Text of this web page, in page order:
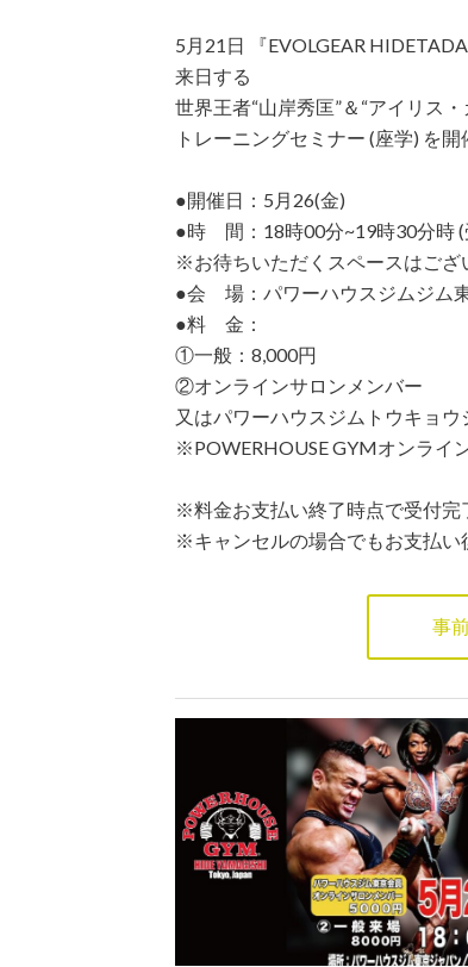
5月21日 『EVOLGEAR
来日する
世界王者“山岸秀匡”＆“アイリス
トレーニングセミナー (座学) を開
●開催日：5月26(金)
●時 間：18時00分~19時30分時 (
※お待ちいただくスペースはござ
●会 場：パワーハウスジムジム
●料 金：
①一般：8,000円
②オンラインサロンメンバー
又はパワーハウスジムトウキョ
※POWERHOUSE GYMオンライ
※料金お支払い終了時点で受付完
※キャンセルの場合でもお支払い
事